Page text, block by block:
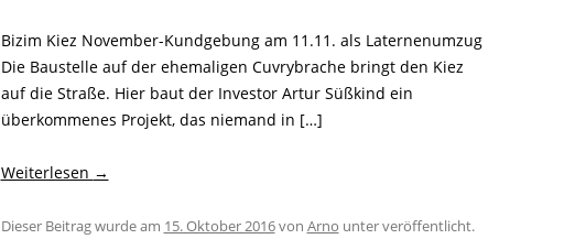
Bizim Kiez November-Kundgebung am 11.11. als Laternenumzug
Die Baustelle auf der ehemaligen Cuvrybrache bringt den Kiez
auf die Straße. Hier baut der Investor Artur Süßkind ein
überkommenes Projekt, das niemand in […]
Weiterlesen →
Dieser Beitrag wurde am 15. Oktober 2016von Arno unter veröffentlicht.